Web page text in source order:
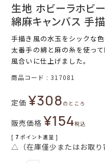
生地 ホビーラホビ
綿麻キャンバス 手
手描き風の水玉をシックな
太番手の綿と麻の糸を使っ
風合いに仕上げました。
商品コード 317081
定価 ¥308 のところ
販売価格 ¥154税込
[ 7 ポイント進呈 ]
△（在庫僅少またはお取り